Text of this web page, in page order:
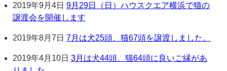
2019年9月4日 9月29日（日）ハウスクエア横浜で猫の
譲渡会を開催します
2019年8月7日 7月は犬25頭、猫67頭を譲渡しました。
2019年4月10日 3月は犬44頭、猫64頭に良いご縁があ